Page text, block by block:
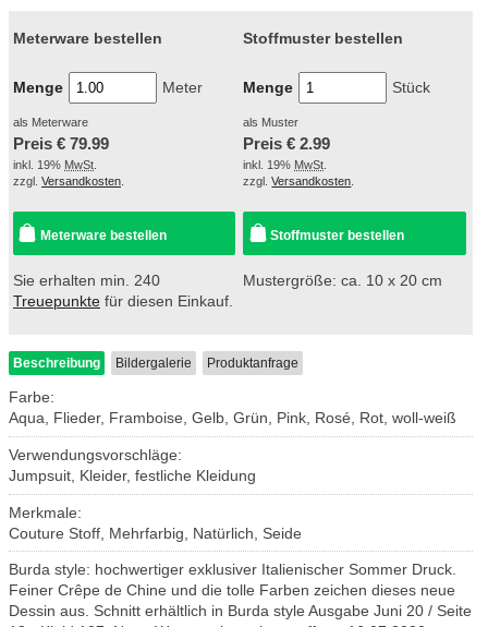
Meterware bestellen
Menge Meter
als Meterware
Preis € 79.99
inkl. 19% MwSt
zzgl. Versandkosten
Meterware bestellen
Sie erhalten min. 240
Treuepunkte für diesen Einkauf.
Stoffmuster bestellen
Menge Stück
als Muster
Preis €2.99
inkl. 19% MwSt
zzgl.Versandkosten
Stoffmuster bestellen
Mustergröße: ca. 10 x 20 cm
Beschreibung Bildergalerie Produktanfrage
Farbe:
Aqua, Flieder, Framboise, Gelb, Grün, Pink, Rosé, Rot, woll-weiß
Verwendungsvorschläge:
Jumpsuit, Kleider, festliche Kleidung
Merkmale:
Couture Stoff, Mehrfarbig, Natürlich, Seide
Burda style: hochwertiger exklusiver Italienischer Sommer Druck.
Feiner Crêpe de Chine und die tolle Farben zeichen dieses neue
Dessin aus. Schnitt erhältlich in Burda style Ausgabe Juni 20 / Seite